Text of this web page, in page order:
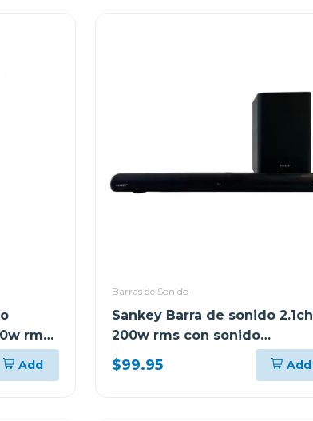
rms
Add
Barras de Sonido
Sankey Barra de sonido 2.1ch
200w rms con sonido
envolvente 3d hmt200
$99.95 Add